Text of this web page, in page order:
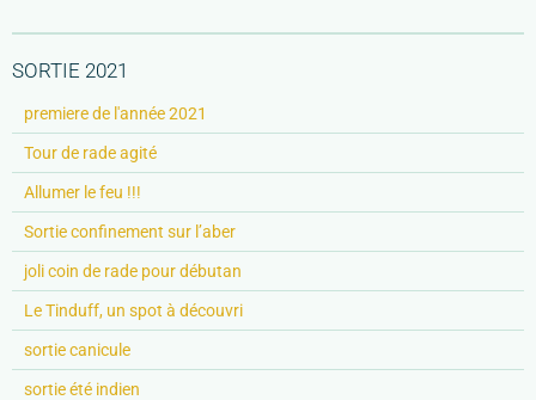
SORTIE 2021
premiere de l'année 2021
Tour de rade agité
Allumer le feu !!!
Sortie confinement sur l’aber
joli coin de rade pour débutan
Le Tinduff, un spot à découvri
sortie canicule
sortie été indien